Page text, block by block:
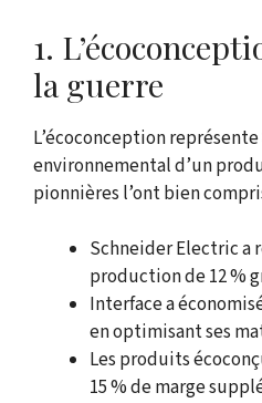
1.
la guerre
L’écoconception
environnemental d’un
pionnières l’ont bien
Schneider Electric a
production de 12 %
Interface a
en optimisant ses
Les produits
15 % de marge